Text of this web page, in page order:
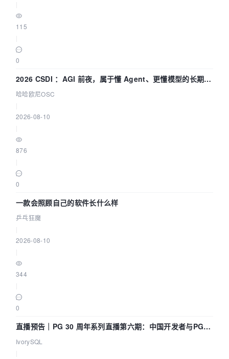
115
0
2026 CSDI ：AGI 前夜，属于懂 Agent、更懂模型的长期深
耕企业
哈哈欧尼OSC
2026-08-10
876
0
一款会照顾自己的软件长什么样
乒乓狂魔
2026-08-10
344
0
直播预告｜PG 30 周年系列直播第六期：中国开发者与PG内
核——我们改得动吗？我们贡献了什么？
IvorySQL